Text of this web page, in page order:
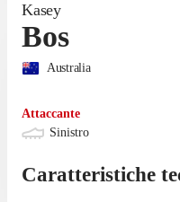
Kasey
Bos
Australia
Attaccante
Sinistro
Caratteristiche